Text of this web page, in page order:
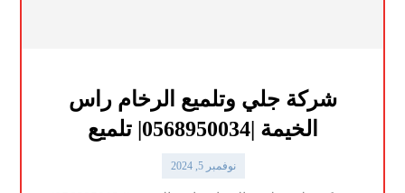
شركة جلي وتلميع الرخام راس
الخيمة |0568950034| تلميع
نوفمبر 5, 2024